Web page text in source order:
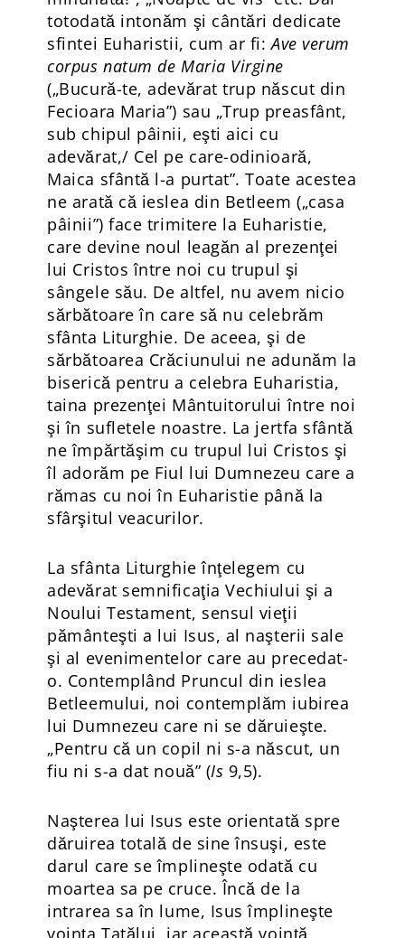
totodată intonăm şi cântări dedicate
sfintei Euharistii, cum ar fi:Ave verum
corpus natum de Maria Virgine
(„Bucură-te, adevărat trup născut din
Fecioara Maria”) sau „Trup preasfânt,
sub chipul pâinii, eşti aici cu
adevărat,/ Cel pe care-odinioară,
Maica sfântă l-a purtat”. Toate acestea
ne arată că ieslea din Betleem („casa
pâinii”) face trimitere la Euharistie,
care devine noul leagăn al prezenţei
lui Cristos între noi cu trupul şi
sângele său. De altfel, nu avem nicio
sărbătoare în care să nu celebrăm
sfânta Liturghie. De aceea, şi de
sărbătoarea Crăciunului ne adunăm la
biserică pentru a celebra Euharistia,
taina prezenţei Mântuitorului între noi
şi în sufletele noastre. La jertfa sfântă
ne împărtăşim cu trupul lui Cristos şi
îl adorăm pe Fiul lui Dumnezeu care a
rămas cu noi în Euharistie până la
sfârşitul veacurilor.
La sfânta Liturghie înţelegem cu
adevărat semnificaţia Vechiului şi a
Noului Testament, sensul vieţii
pământeşti a lui Isus, al naşterii sale
şi al evenimentelor care au precedat-
o. Contemplând Pruncul din ieslea
Betleemului, noi contemplăm iubirea
lui Dumnezeu care ni se dăruieşte.
„Pentru că un copil ni s-a născut, un
fiu ni s-a dat nouă” (Is 9,5).
Naşterea lui Isus este orientată spre
dăruirea totală de sine însuşi, este
darul care se împlineşte odată cu
moartea sa pe cruce. Încă de la
intrarea sa în lume, Isus împlineşte
voinţa Tatălui, iar această voinţă